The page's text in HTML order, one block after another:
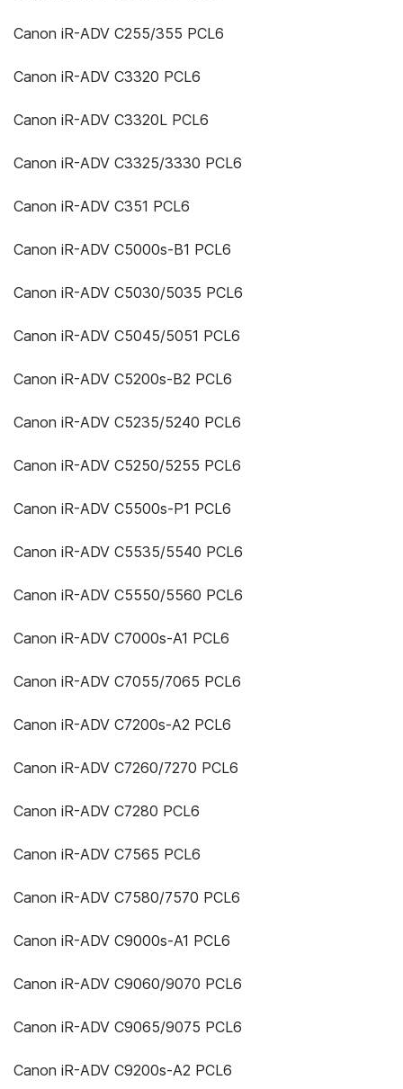
Canon iR-ADV C255/355 PCL6
Canon iR-ADV C3320 PCL6
Canon iR-ADV C3320L PCL6
Canon iR-ADV C3325/3330 PCL6
Canon iR-ADV C351 PCL6
Canon iR-ADV C5000s-B1 PCL6
Canon iR-ADV C5030/5035 PCL6
Canon iR-ADV C5045/5051 PCL6
Canon iR-ADV C5200s-B2 PCL6
Canon iR-ADV C5235/5240 PCL6
Canon iR-ADV C5250/5255 PCL6
Canon iR-ADV C5500s-P1 PCL6
Canon iR-ADV C5535/5540 PCL6
Canon iR-ADV C5550/5560 PCL6
Canon iR-ADV C7000s-A1 PCL6
Canon iR-ADV C7055/7065 PCL6
Canon iR-ADV C7200s-A2 PCL6
Canon iR-ADV C7260/7270 PCL6
Canon iR-ADV C7280 PCL6
Canon iR-ADV C7565 PCL6
Canon iR-ADV C7580/7570 PCL6
Canon iR-ADV C9000s-A1 PCL6
Canon iR-ADV C9060/9070 PCL6
Canon iR-ADV C9065/9075 PCL6
Canon iR-ADV C9200s-A2 PCL6